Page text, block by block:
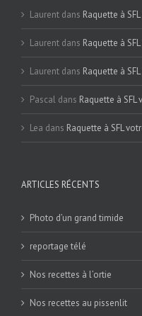
Laurent dans Raquette à
Laurent dans Raquette à
Laurent dans Raquette à
Pascal dans Raquette à
Lea dans Raquette à SFL
ARTICLES RÉCENTS
Photo d’un grand timide
reportage télé
Nos recettes à l’ortie
Nos recettes au pissenlit